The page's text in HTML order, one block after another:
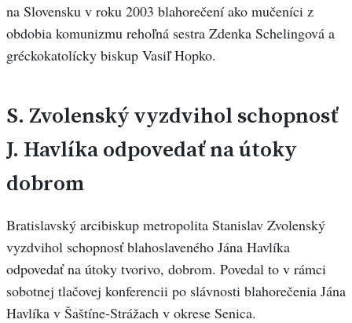
na Slovensku v roku 2003 blahorečení ako mučeníci z
obdobia komunizmu rehoľná sestra Zdenka Schelingová a
gréckokatolícky biskup Vasiľ Hopko.
S. Zvolenský vyzdvihol schopnosť
J. Havlíka odpovedať na útoky
dobrom
Bratislavský arcibiskup metropolita Stanislav Zvolenský
vyzdvihol schopnosť blahoslaveného Jána Havlíka
odpovedať na útoky tvorivo, dobrom. Povedal to v rámci
sobotnej tlačovej konferencii po slávnosti blahorečenia Jána
Havlíka v Šaštíne-Strážach v okrese Senica.